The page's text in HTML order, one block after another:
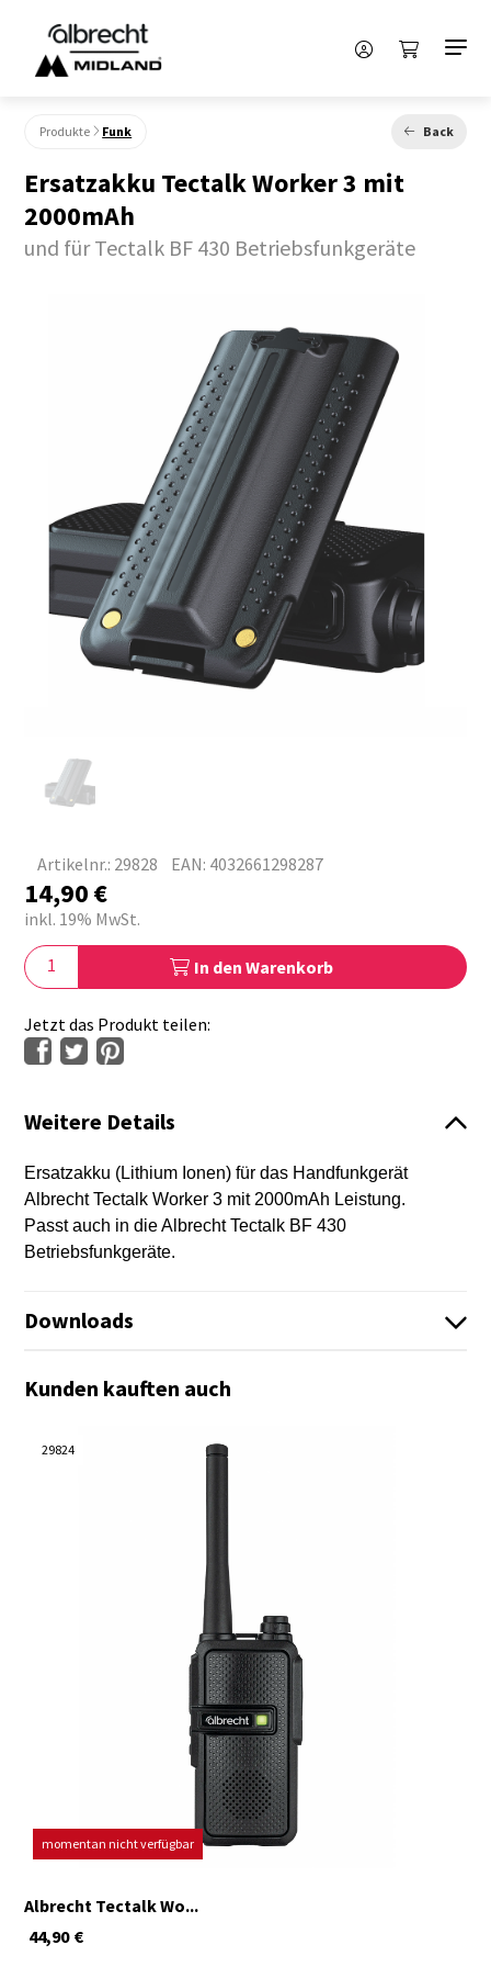
Produkte Funk Back
Ersatzakku Tectalk Worker 3 mit
2000mAh
und für Tectalk BF 430 Betriebsfunkgeräte
Artikelnr.: 29828 EAN: 4032661298287
14,90€
inkl. 19% MwSt.
In den Warenkorb
Jetzt das Produkt teilen:
Weitere Details
Ersatzakku (Lithium Ionen) für das Handfunkgerät
Albrecht Tectalk Worker 3 mit 2000mAh Leistung.
Passt auch in die Albrecht Tectalk BF 430
Betriebsfunkgeräte.
Downloads
Kunden kauften auch
29824
momentan nicht verfügbar
Albrecht Tectalk Wo...
€
44,90